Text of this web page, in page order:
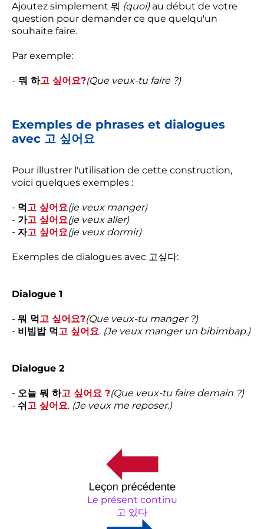
Ajoutez simplement 뭐 (quoi)au début de votre
question pour demander ce que quelqu'un
souhaite faire.
Par exemple:
- 뭐 하고 싶어요?(Que veux-tu faire ?)
Exemples de phrases et dialogues
avec 고 싶어요
Pour illustrer l'utilisation de cette construction,
voici quelques exemples :
- 먹 고 싶어요(je veux manger)
- 가고 싶어요(je veux aller)
- 자고 싶어요(je veux dormir)
Exemples de dialogues avec 고싶다:
Dialogue 1
- 뭐 먹 고 싶어요?(Que veux-tu manger ?)
- 비빔밥 먹 고 싶어요. (Je veux manger un bibimbap.)
Dialogue 2
- 오늘 뭐 하고 싶어요 ?(Que veux-tu faire demain ?)
- 쉬 고 싶어요. (Je veux me reposer.)
Le présent continu
고 있다